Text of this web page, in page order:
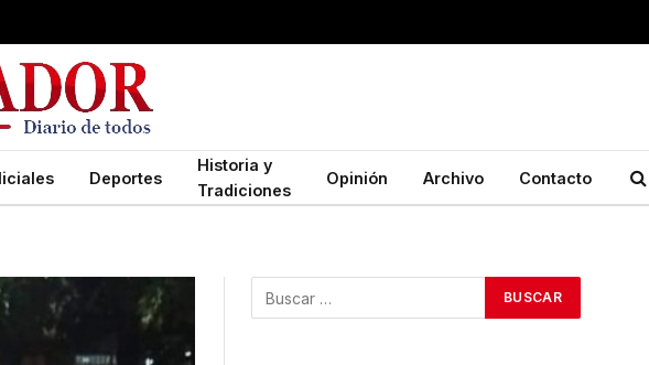
Deportes
Historia y
Tradiciones
Opinión Archivo Contacto